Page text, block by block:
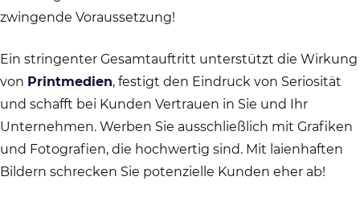
zwingende Voraussetzung!
Ein stringenter Gesamtauftritt unterstützt die Wirkung
von Printmedien, festigt den Eindruck von Seriosität
und schafft bei Kunden Vertrauen in Sie und Ihr
Unternehmen. Werben Sie ausschließlich mit Grafiken
und Fotografien, die hochwertig sind. Mit laienhaften
Bildern schrecken Sie potenzielle Kunden eher ab!